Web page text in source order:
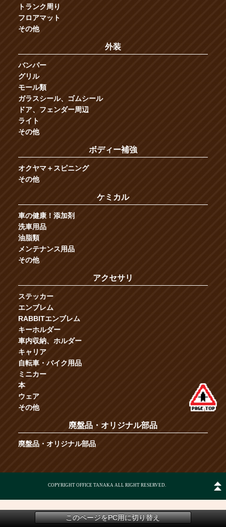
トランク周り
フロアマット
その他
外装
バンパー
グリル
モール類
ガラスシール、ゴムシール
ドア、フェンダー周辺
ライト
その他
ボディー補強
オクヤマ＋スピニング
その他
ケミカル
車の健康！添加剤
洗車用品
油脂類
メンテナンス用品
その他
アクセサリ
ステッカー
エンブレム
RABBITエンブレム
キーホルダー
車内収納、ホルダー
キャリア
自転車・バイク用品
ミニカー
本
ウェア
その他
廃盤品・オリジナル部品
廃盤品・オリジナル部品
COPYRIGHT OFFICE TANAKA ALL RIGHT RESERVED.
このページをPC用に切り替え